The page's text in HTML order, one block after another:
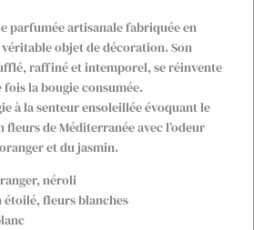
parfumée artisanale fabriquée en
objet de décoration. Son
raffiné et intemporel, se réinvente
fois la bougie consumée.
à la senteur ensoleillée évoquant le
fleurs de Méditerranée avec l’odeur
et du jasmin.
néroli
étoilé, fleurs blanches